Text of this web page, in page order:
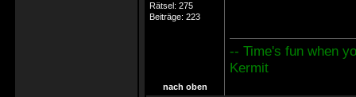
Rätsel: 275
Beiträge: 223
-- Time's fun when
Kermit
nach oben